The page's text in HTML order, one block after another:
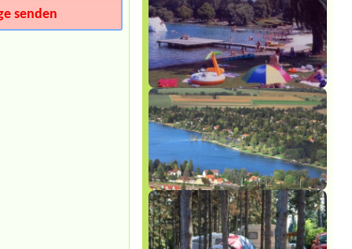
senden